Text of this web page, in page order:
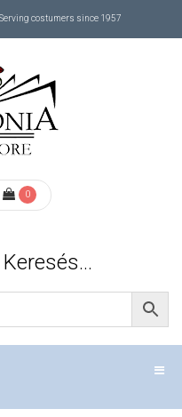
costumers since 1957
0
Keresés…